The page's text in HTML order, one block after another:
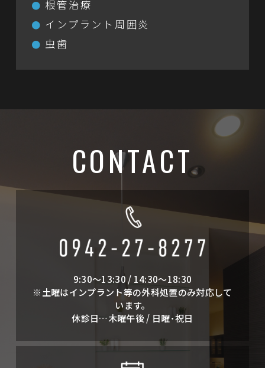
根管治療
インプラント周囲炎
虫歯
CONTACT
9:30～13:30 / 14:30～18:30
※土曜はインプラント等の外科処置のみ対応して
います。
休診日…木曜午後 / 日曜･祝日